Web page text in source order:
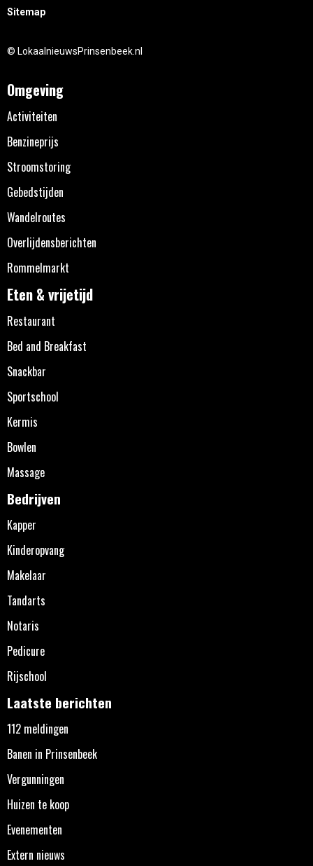
Sitemap
© LokaalnieuwsPrinsenbeek.nl
Omgeving
Activiteiten
Benzineprijs
Stroomstoring
Gebedstijden
Wandelroutes
Overlijdensberichten
Rommelmarkt
Eten & vrijetijd
Restaurant
Bed and Breakfast
Snackbar
Sportschool
Kermis
Bowlen
Massage
Bedrijven
Kapper
Kinderopvang
Makelaar
Tandarts
Notaris
Pedicure
Rijschool
Laatste berichten
112 meldingen
Banen in Prinsenbeek
Vergunningen
Huizen te koop
Evenementen
Extern nieuws